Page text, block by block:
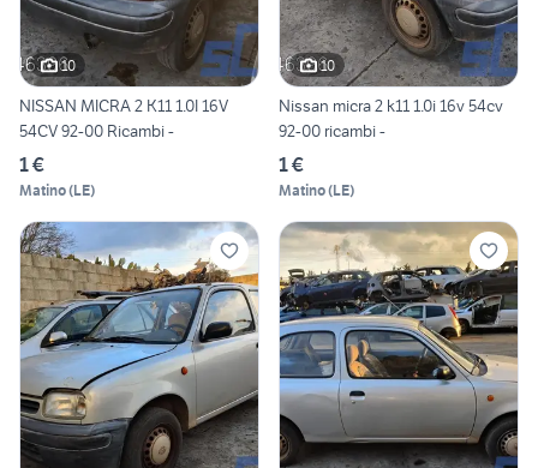
10
NISSAN MICRA 2 K11 1.0I 16V
54CV 92-00 Ricambi -
1 €
Matino(LE)
10
Nissan micra 2 k11 1.0i 16v 54cv
92-00 ricambi -
1 €
Matino(LE)